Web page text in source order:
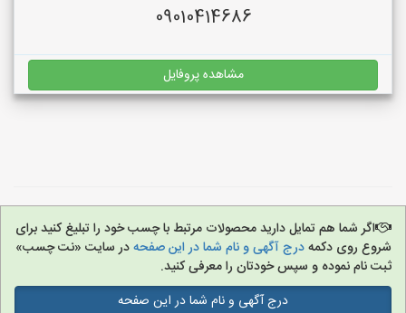
09010414686
مشاهده پروفایل
اگر شما هم تمایل دارید محصولات مرتبط با چسب خود را تبلیغ کنید برای
شروع روی دکمهدرج آگهی و نام شما در این صفحهدر سایت «نت چسب»
ثبت نام نموده و سپس خودتان را معرفی کنید.
درج آگهی و نام شما در این صفحه